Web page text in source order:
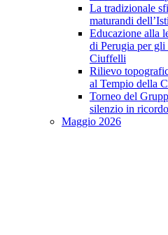
La tradizionale
maturandi
Educazione alla
di Perugia per
Ciuffelli
Rilievo
al Tempio della
Torneo del
silenzio in
Maggio 2026